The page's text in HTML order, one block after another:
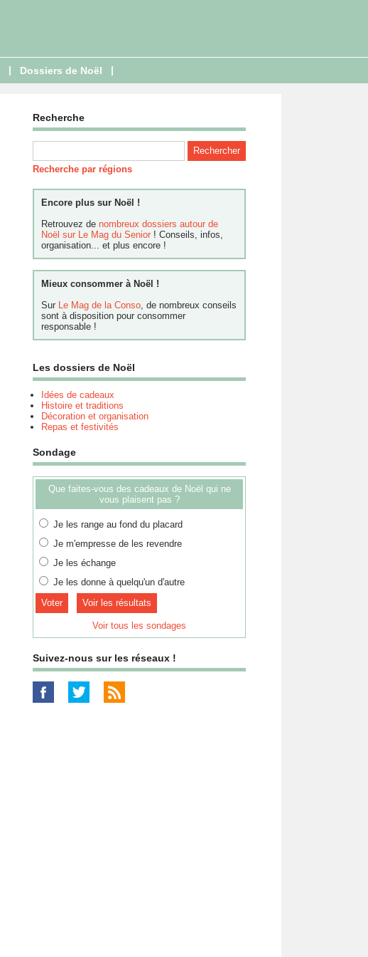
| Dossiers de Noël |
Recherche
Recherche par régions
Encore plus sur Noël !
Retrouvez de nombreux dossiers autour de
Noël sur Le Mag du Senior ! Conseils, infos,
organisation... et plus encore !
Mieux consommer à Noël !
Sur Le Mag de la Conso, de nombreux conseils
sont à disposition pour consommer
responsable !
Les dossiers de Noël
Idées de cadeaux
Histoire et traditions
Décoration et organisation
Repas et festivités
Sondage
Que faites-vous des cadeaux de Noël qui ne
vous plaisent pas ?
Je les range au fond du placard
Je m'empresse de les revendre
Je les échange
Je les donne à quelqu'un d'autre
Voir les résultats
Voir tous les sondages
Suivez-nous sur les réseaux !